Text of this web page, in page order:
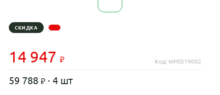
СКИДКА
14 947 Код: WHS519002
59 788 · 4 шт